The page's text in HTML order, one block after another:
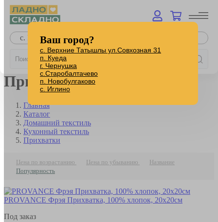
с. Верхние Татышлы
Прихватки
Главная
Каталог
Домашний текстиль
Кухонный текстиль
Прихватки
Цена по возрастанию Цена по убыванию
Название
Популярность
PROVANCE Фрэя Прихватка, 100% хлопок, 20х20см
Под заказ
Ваш город?
с. Верхние Татышлы ул.Совхозная 31
п. Куеда
г. Чернушка
с.Старобалтачево
п. Новобулгаково
с. Иглино